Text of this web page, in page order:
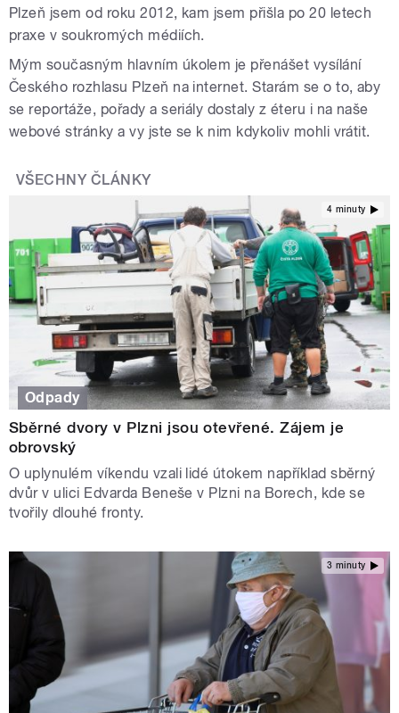
Plzeň jsem od roku 2012, kam jsem přišla po 20 letech
praxe v soukromých médiích.
Mým současným hlavním úkolem je přenášet vysílání
Českého rozhlasu Plzeň na internet. Starám se o to, aby
se reportáže, pořady a seriály dostaly z éteru i na naše
webové stránky a vy jste se k nim kdykoliv mohli vrátit.
VŠECHNY ČLÁNKY
4 minuty
Odpady
Sběrné dvory v Plzni jsou otevřené. Zájem je
obrovský
O uplynulém víkendu vzali lidé útokem například sběrný
dvůr v ulici Edvarda Beneše v Plzni na Borech, kde se
tvořily dlouhé fronty.
3 minuty